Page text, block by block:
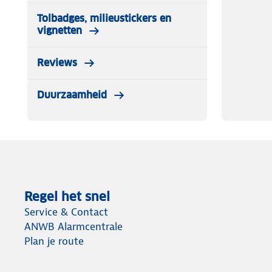
Tolbadges, milieustickers en
vignetten
Reviews
Duurzaamheid
Regel het snel
Service & Contact
ANWB Alarmcentrale
Plan je route